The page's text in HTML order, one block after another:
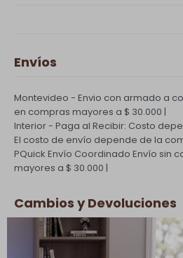
Envíos
Montevideo - Envio con armado a
en compras mayores a $ 30.000 |
Interior - Paga al Recibir: Costo
El costo de envío depende de la
PQuick Envío Coordinado Envío sin
mayores a $ 30.000 |
Cambios y Devoluciones
Todas las compras realizadas
su cambio.